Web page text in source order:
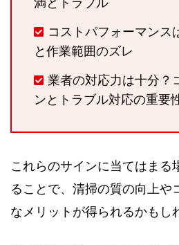
満とトラブル
コストパフォーマンス
と作業範囲のズレ
業者の対応力は十分？
ンとトラブル対応の重要
これらのサインに当てはまる
ることで、清掃の質の向上や
なメリットが得られるかもし